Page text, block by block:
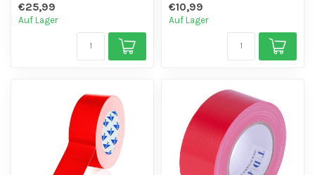
- Leicht von der Hand zu...
€25,99
Auf Lager
un...
€10,99
Auf Lager